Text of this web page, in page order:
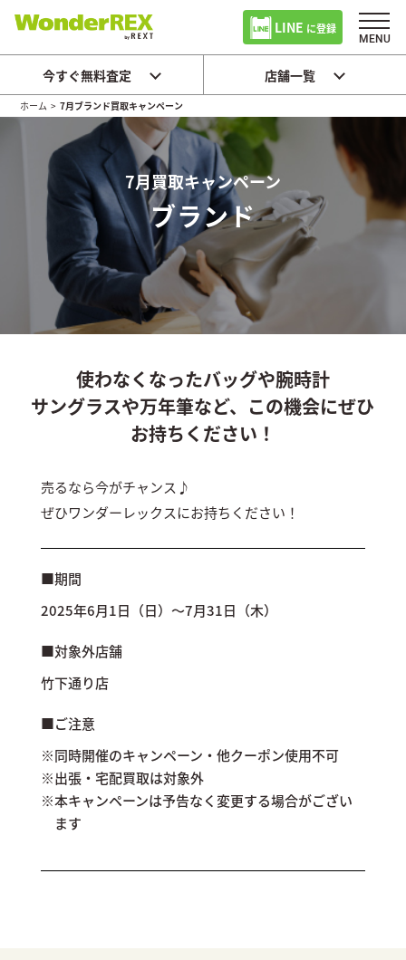
LINE に登録
今すぐ無料査定 店舗一覧
ホーム >7月ブランド買取キャンペーン
7月買取キャンペーン
ブランド
使わなくなったバッグや腕時計
サングラスや万年筆など、この機会にぜひ
お持ちください！
売るなら今がチャンス♪
ぜひワンダーレックスにお持ちください！
■期間
2025年6月1日（日）～7月31日（木）
■対象外店舗
竹下通り店
■ご注意
※同時開催のキャンペーン・他クーポン使用不可
※出張・宅配買取は対象外
※本キャンペーンは予告なく変更する場合がござい
ます